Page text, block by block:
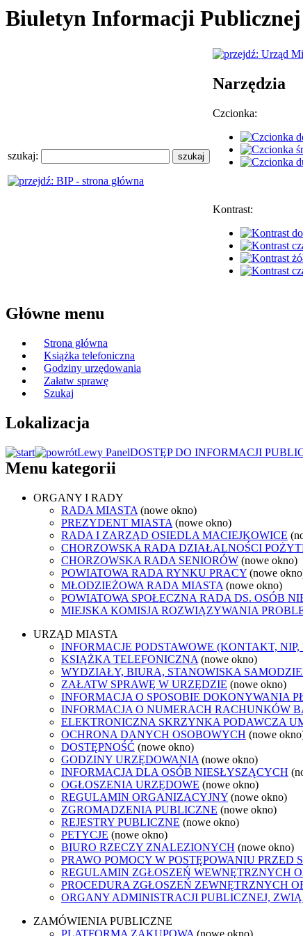
Biuletyn Informacji
szukaj:
Narzędzia
Czcionka:
Kontrast:
Główne menu
Strona główna
Książka telefoniczna
Godziny urzędowania
Załatw sprawę
Szukaj
Lokalizacja
Lewy PanelDOSTĘP DO INFORMACJI
Menu kategorii
ORGANY I RADY
RADA MIASTA (nowe okno)
PREZYDENT MIASTA (nowe okno)
RADA I ZARZĄD OSIEDLA MACIEJKOWICE
CHORZOWSKA RADA DZIAŁALNOŚCI
CHORZOWSKA RADA SENIORÓW (nowe okno)
POWIATOWA RADA RYNKU PRACY (nowe
MŁODZIEŻOWA RADA MIASTA (nowe okno)
POWIATOWA SPOŁECZNA RADA DS. OSÓB
MIEJSKA KOMISJA ROZWIĄZYWANIA
URZĄD MIASTA
INFORMACJE PODSTAWOWE (KONTAKT, NIP,
KSIĄŻKA TELEFONICZNA (nowe okno)
WYDZIAŁY, BIURA, STANOWISKA
ZAŁATW SPRAWĘ W URZĘDZIE (nowe okno)
INFORMACJA O SPOSOBIE DOKONYWANIA
INFORMACJA O NUMERACH RACHUNKÓW
ELEKTRONICZNA SKRZYNKA PODAWCZA
OCHRONA DANYCH OSOBOWYCH (nowe
DOSTĘPNOŚĆ (nowe okno)
GODZINY URZĘDOWANIA (nowe okno)
INFORMACJA DLA OSÓB NIESŁYSZĄCYCH
OGŁOSZENIA URZĘDOWE (nowe okno)
REGULAMIN ORGANIZACYJNY (nowe okno)
ZGROMADZENIA PUBLICZNE (nowe okno)
REJESTRY PUBLICZNE (nowe okno)
PETYCJE (nowe okno)
BIURO RZECZY ZNALEZIONYCH (nowe okno)
PRAWO POMOCY W POSTĘPOWANIU
REGULAMIN ZGŁOSZEŃ WEWNĘTRZNYCH
PROCEDURA ZGŁOSZEŃ ZEWNĘTRZNYCH
ORGANY ADMINISTRACJI PUBLICZNEJ,
ZAMÓWIENIA PUBLICZNE
PLATFORMA ZAKUPOWA (nowe okno)